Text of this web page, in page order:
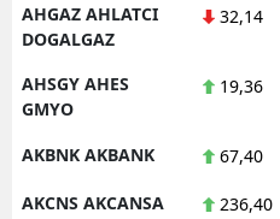
AHGAZ AHLATCI
DOGALGAZ
32,14
AHSGY AHES
GMYO
19,36
AKBNK AKBANK 67,40
AKCNS AKCANSA 236,40